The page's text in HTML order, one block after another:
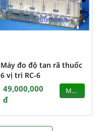
Máy đo độ tan rã thuốc
6 vị tri RC-6
49,000,000
đ
MUA